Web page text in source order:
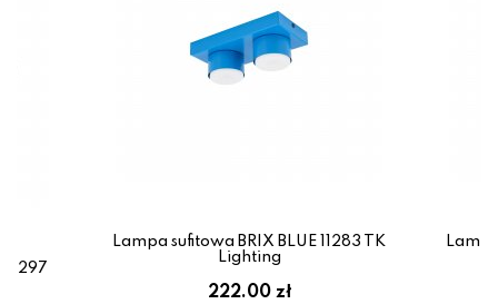
Lampa sufitowa BRIX BLUE 11283 TK
Lighting
222.00 zł